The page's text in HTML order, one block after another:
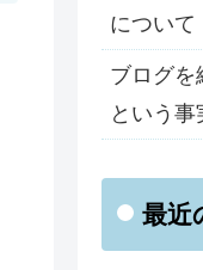
について
ブログを
という事
最近